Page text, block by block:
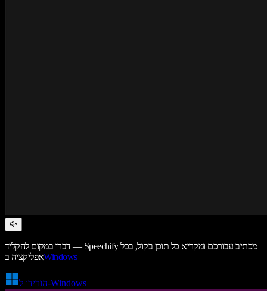
דברו במקום להקליד — Speechify מכתיב עבורכם ומקריא כל תוכן בקול, בכל
אפליקציה בWindows
הורידו ל-Windows